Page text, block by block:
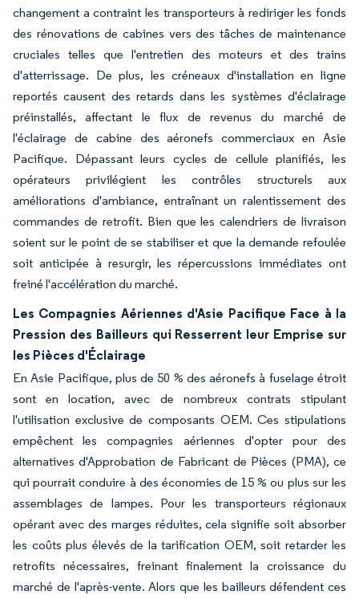
changement a contraint les transporteurs à rediriger les fonds
des rénovations de cabines vers des tâches de maintenance
cruciales telles que l'entretien des moteurs et des trains
d'atterrissage. De plus, les créneaux d'installation en ligne
reportés causent des retards dans les systèmes d'éclairage
préinstallés, affectant le flux de revenus du marché de
l'éclairage de cabine des aéronefs commerciaux en Asie
Pacifique. Dépassant leurs cycles de cellule planifiés, les
opérateurs privilégient les contrôles structurels aux
améliorations d'ambiance, entraînant un ralentissement des
commandes de retrofit. Bien que les calendriers de livraison
soient sur le point de se stabiliser et que la demande refoulée
soit anticipée à resurgir, les répercussions immédiates ont
freiné l'accélération du marché.
Les Compagnies Aériennes d'Asie Pacifique Face à la
Pression des Bailleurs qui Resserrent leur Emprise sur
les Pièces d'Éclairage
En Asie Pacifique, plus de 50 % des aéronefs à fuselage étroit
sont en location, avec de nombreux contrats stipulant
l'utilisation exclusive de composants OEM. Ces stipulations
empêchent les compagnies aériennes d'opter pour des
alternatives d'Approbation de Fabricant de Pièces (PMA), ce
qui pourrait conduire à des économies de 15 % ou plus sur les
assemblages de lampes. Pour les transporteurs régionaux
opérant avec des marges réduites, cela signifie soit absorber
les coûts plus élevés de la tarification OEM, soit retarder les
retrofits nécessaires, freinant finalement la croissance du
marché de l'après-vente. Alors que les bailleurs défendent ces